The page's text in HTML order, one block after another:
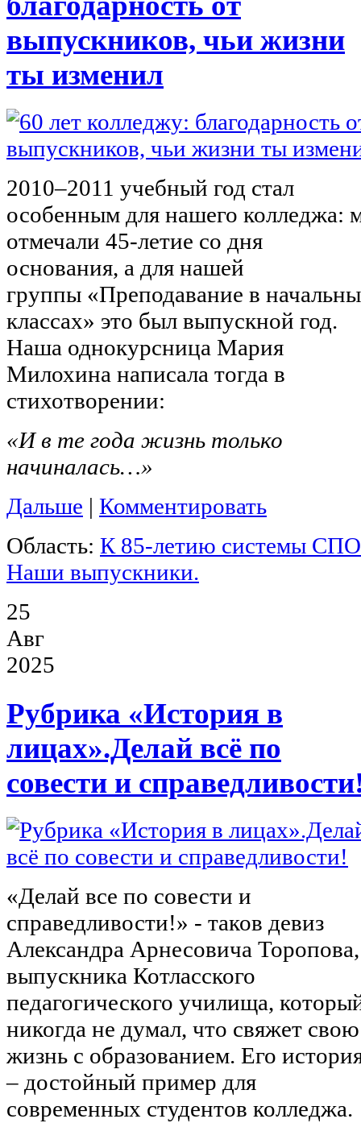
выпускников, чьи жизни
ты изменил
2010–2011 учебный год стал
особенным для нашего колледжа:
отмечали 45-летие со дня
основания, а для нашей
группы «Преподавание в
классах» это был выпускной год.
Наша однокурсница Мария
Милохина написала тогда в
стихотворении:
«И в те года жизнь только
начиналась…»
Дальше | Комментировать
Область: К 85-летию системы
Наши выпускники.
25
Авг
2025
Рубрика «История в
лицах».Делай всё по
совести и
«Делай все по совести и
справедливости!» - таков девиз
Александра Арнесовича Торопова,
выпускника Котласского
педагогического училища,
никогда не думал, что свяжет свою
жизнь с образованием. Его
– достойный пример для
современных студентов колледжа.